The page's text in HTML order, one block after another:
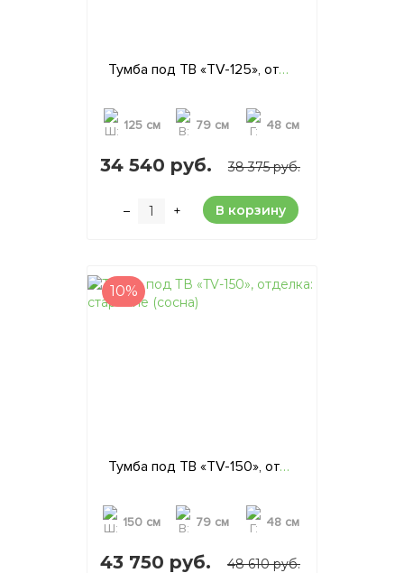
Тумба под ТВ «TV-125», отделка: старение (сосна)
125 см 79 см 48 см
34 540 руб. 38 375 руб.
– + В корзину
10%
Тумба под ТВ «TV-150», отделка: старение (сосна)
150 см 79 см 48 см
43 750 руб. 48 610 руб.